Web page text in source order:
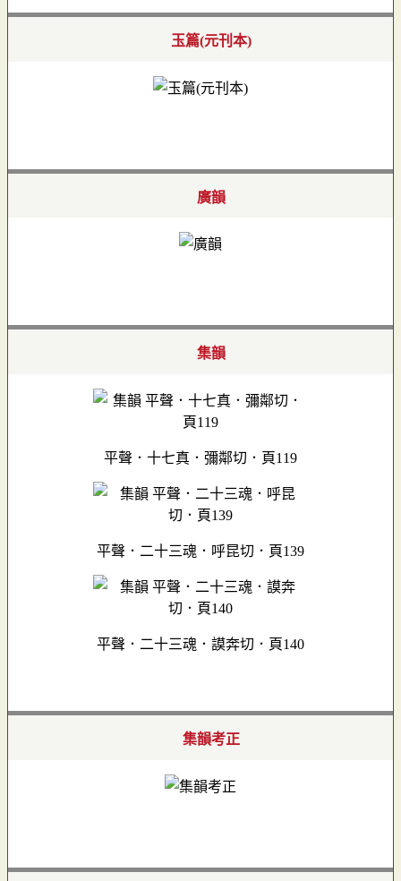
玉篇(元刊本)
廣韻
集韻
平聲．十七真．彌鄰切．頁119
平聲．二十三魂．呼昆切．頁139
平聲．二十三魂．謨奔切．頁140
集韻考正